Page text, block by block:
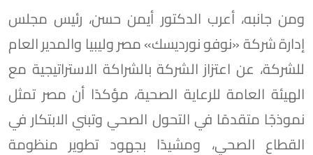
ومن جانبه، أعرب الدكتور أيمن حسن، رئيس مجلس
إدارة شركة «نوفو نورديسك» مصر وليبيا والمدير العام
للشركة، عن اعتزاز الشركة بالشراكة الاستراتيجية مع
الهيئة العامة للرعاية الصحية، مؤكدًا أن مصر تمثل
نموذجًا متقدمًا في التحول الصحي وتبني الابتكار في
القطاع الصحي، ومشيدًا بجهود تطوير منظومة